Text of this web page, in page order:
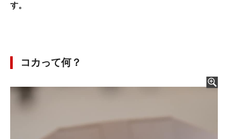
す。
コカって何？